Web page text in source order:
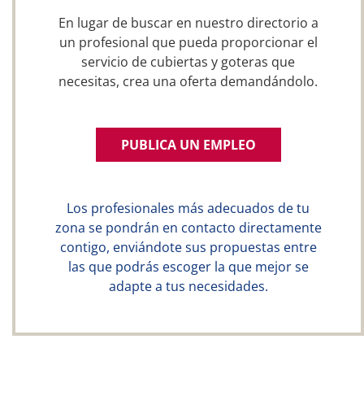
En lugar de buscar en nuestro directorio a
un profesional que pueda proporcionar el
servicio de cubiertas y goteras que
necesitas, crea una oferta demandándolo.
PUBLICA UN EMPLEO
Los profesionales más adecuados de tu
zona se pondrán en contacto directamente
contigo, enviándote sus propuestas entre
las que podrás escoger la que mejor se
adapte a tus necesidades.